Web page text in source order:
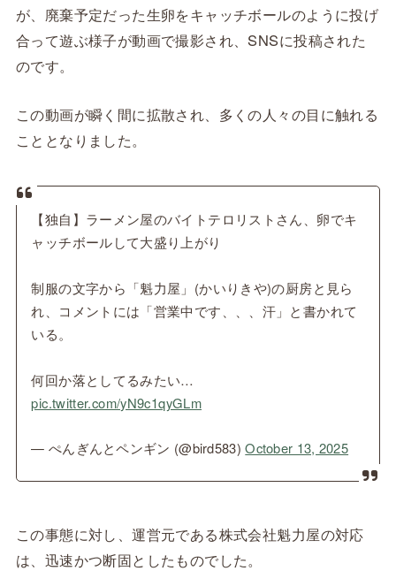
が、廃棄予定だった生卵をキャッチボールのように投げ
合って遊ぶ様子が動画で撮影され、SNSに投稿された
のです。
この動画が瞬く間に拡散され、多くの人々の目に触れる
こととなりました。
【独自】ラーメン屋のバイトテロリストさん、卵でキ
ャッチボールして大盛り上がり
制服の文字から「魁力屋」(かいりきや)の厨房と見ら
れ、コメントには「営業中です、、、汗」と書かれて
いる。
何回か落としてるみたい…
pic.twitter.com/yN9c1qyGLm
— ぺんぎんとペンギン (@bird583)October 13, 2025
この事態に対し、運営元である株式会社魁力屋の対応
は、迅速かつ断固としたものでした。